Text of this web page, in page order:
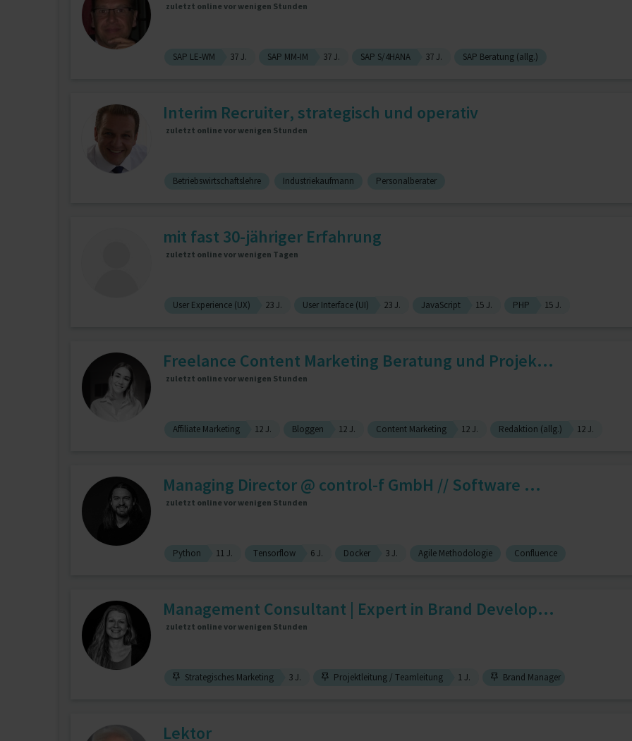
zuletzt online vor wenigen Stunden
SAP LE-WM 37 J. SAP MM-IM 37 J. SAP S/4HANA 37 J. SAP Beratung (allg.)
Interim Recruiter, strategisch und operativ
zuletzt online vor wenigen Stunden
Betriebswirtschaftslehre Industriekaufmann Personalberater
mit fast 30-jähriger Erfahrung
zuletzt online vor wenigen Tagen
User Experience (UX) 23 J. User Interface (UI) 23 J. JavaScript 15 J. PHP 15 J.
Freelance Content Marketing Beratung und Projek...
zuletzt online vor wenigen Stunden
Affiliate Marketing 12 J. Bloggen 12 J. Content Marketing 12 J. Redaktion (allg.) 12 J.
Managing Director @ control-f GmbH // Software ...
zuletzt online vor wenigen Stunden
Python 11 J. Tensorflow 6 J. Docker 3 J. Agile Methodologie Confluence
Management Consultant | Expert in Brand Develop...
zuletzt online vor wenigen Stunden
Strategisches Marketing 3 J. Projektleitung / Teamleitung 1 J. Brand Manager
Lektor